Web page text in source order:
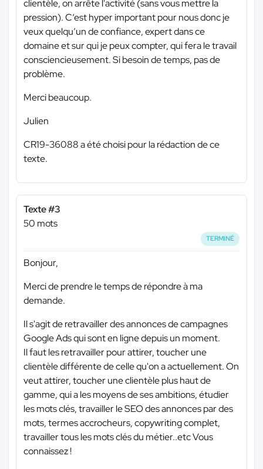
clientèle, on arrête l'activité (sans vous mettre la
pression). C’est hyper important pour nous donc je
veux quelqu’un de confiance, expert dans ce
domaine et sur qui je peux compter, qui fera le travail
consciencieusement. Si besoin de temps, pas de
problème.
Merci beaucoup.
Julien
CR19-36088 a été choisi pour la rédaction de ce
texte.
Texte #3
50 mots
TERMINÉ
Bonjour,
Merci de prendre le temps de répondre à ma
demande.
Il s'agit de retravailler des annonces de campagnes
Google Ads qui sont en ligne depuis un moment.
Il faut les retravailler pour attirer, toucher une
clientèle différente de celle qu'on a actuellement. On
veut attirer, toucher une clientèle plus haut de
gamme, qui a les moyens de ses ambitions, étudier
les mots clés, travailler le SEO des annonces par des
mots, termes accrocheurs, copywriting complet,
travailler tous les mots clés du métier..etc Vous
connaissez !